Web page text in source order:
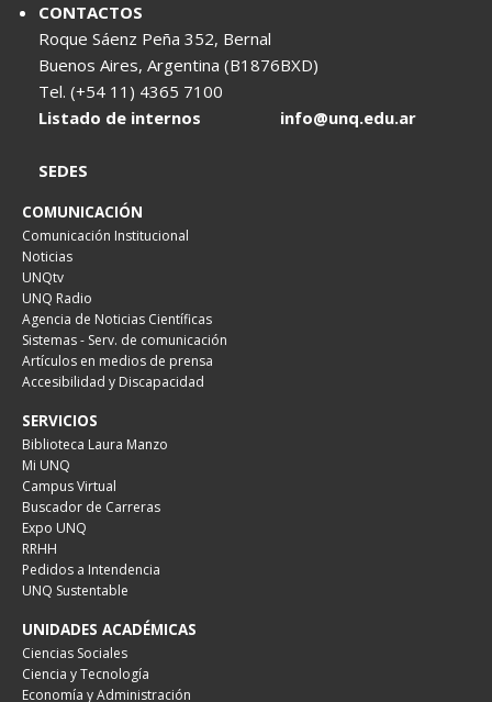
CONTACTOS
Roque Sáenz Peña 352, Bernal
Buenos Aires, Argentina (B1876BXD)
Tel. (+54 11) 4365 7100
Listado de internos
info@unq.edu.ar
SEDES
COMUNICACIÓN
Comunicación Institucional
Noticias
UNQtv
UNQ Radio
Agencia de Noticias Científicas
Sistemas - Serv. de comunicación
Artículos en medios de prensa
Accesibilidad y Discapacidad
SERVICIOS
Biblioteca Laura Manzo
Mi UNQ
Campus Virtual
Buscador de Carreras
Expo UNQ
RRHH
Pedidos a Intendencia
UNQ Sustentable
UNIDADES ACADÉMICAS
Ciencias Sociales
Ciencia y Tecnología
Economía y Administración